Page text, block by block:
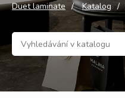
Duet laminate Katalog